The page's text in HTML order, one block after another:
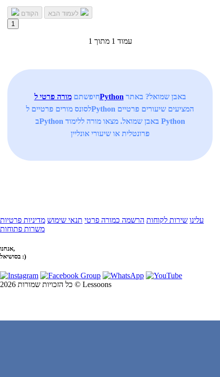
הקודם
1
עמוד 1 מתוך 1
חיפשתםמורה פרטי לPython
לסונס מורים פרטיים לPython המציעים שיעורים פרטיים
בPython באבן שמואל. מצאו מורה ללימוד Python
פרונטלית או שיעורי אונליין
עלינו שירות לקוחות הרשמה כמורה פרטי תנאי שימוש מדיניות פרטיות
משרות פתוחות
אנחנו,
בסושיאל :)
כל הזכויות שמורות 2026 © Lessoons